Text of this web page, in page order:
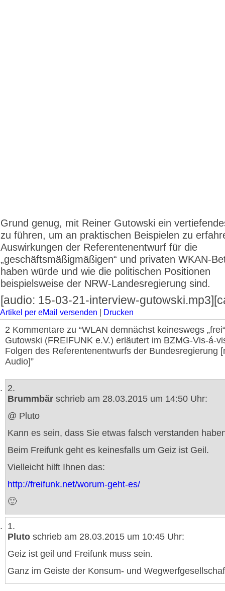
Grund genug, mit Reiner Gutowski ein
zu führen, um an praktischen Beispielen zu
Auswirkungen der Referentenentwurf für die
„geschäftsmäßigmäßigen“ und privaten WKAN-
haben würde und wie die politischen Positionen
beispielsweise der NRW-Landesregierung sind.
[audio: 15-03-21-interview-
Artikel per eMail versenden Drucken
2 Kommentare zu “WLAN demnächst keineswegs
Gutowski (FREIFUNK e.V.) erläutert im BZMG-Vis-á-
Folgen des Referentenentwurfs der Bundesregierung
Audio]”
2.
Brummbär schrieb am 28.03.2015 um 14:50 Uhr:
@ Pluto
Kann es sein, dass Sie etwas falsch verstanden
Beim Freifunk geht es keinesfalls um Geiz ist Geil.
Vielleicht hilft Ihnen das:
http://freifunk.net/worum-geht-es/
🙂
1.
Pluto schrieb am 28.03.2015 um 10:45 Uhr:
Geiz ist geil und Freifunk muss sein.
Ganz im Geiste der Konsum- und